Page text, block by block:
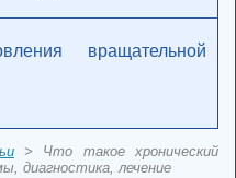
вращательной
> Что такое хронический
диагностика, лечение